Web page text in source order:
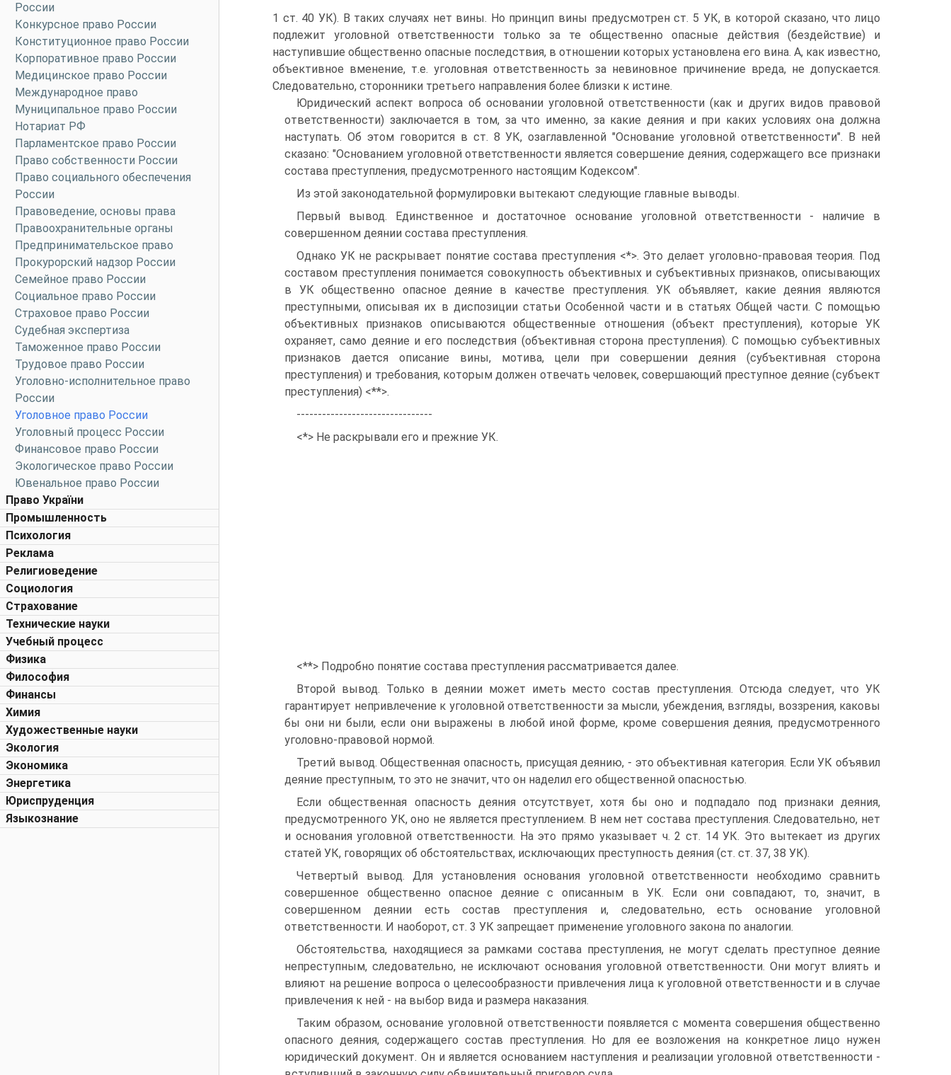
России
Конкурсное право России
Конституционное право России
Корпоративное право России
Медицинское право России
Международное право
Муниципальное право России
Нотариат РФ
Парламентское право России
Право собственности России
Право социального обеспечения
России
Правоведение, основы права
Правоохранительные органы
Предпринимательское право
Прокурорский надзор России
Семейное право России
Социальное право России
Страховое право России
Судебная экспертиза
Таможенное право России
Трудовое право России
Уголовно-исполнительное право
России
Уголовное право России
Уголовный процесс России
Финансовое право России
Экологическое право России
Ювенальное право России
Право України
Промышленность
Психология
Реклама
Религиоведение
Социология
Страхование
Технические науки
Учебный процесс
Физика
Философия
Финансы
Химия
Художественные науки
Экология
Экономика
Энергетика
Юриспруденция
Языкознание
1 ст. 40 УК). В таких случаях нет вины. Но принцип вины предусмотрен ст. 5 УК, в которой сказано, что лицо
подлежит уголовной ответственности только за те общественно опасные действия (бездействие) и
наступившие общественно опасные последствия, в отношении которых установлена его вина. А, как известно,
объективное вменение, т.е. уголовная ответственность за невиновное причинение вреда, не допускается.
Следовательно, сторонники третьего направления более близки к истине.
Юридический аспект вопроса об основании уголовной ответственности (как и других видов правовой
ответственности) заключается в том, за что именно, за какие деяния и при каких условиях она должна
наступать. Об этом говорится в ст. 8 УК, озаглавленной "Основание уголовной ответственности". В ней
сказано: "Основанием уголовной ответственности является совершение деяния, содержащего все признаки
состава преступления, предусмотренного настоящим Кодексом".
Из этой законодательной формулировки вытекают следующие главные выводы.
Первый вывод. Единственное и достаточное основание уголовной ответственности - наличие в
совершенном деянии состава преступления.
Однако УК не раскрывает понятие состава преступления <*>. Это делает уголовно-правовая теория. Под
составом преступления понимается совокупность объективных и субъективных признаков, описывающих
в УК общественно опасное деяние в качестве преступления. УК объявляет, какие деяния являются
преступными, описывая их в диспозиции статьи Особенной части и в статьях Общей части. С помощью
объективных признаков описываются общественные отношения (объект преступления), которые УК
охраняет, само деяние и его последствия (объективная сторона преступления). С помощью субъективных
признаков дается описание вины, мотива, цели при совершении деяния (субъективная сторона
преступления) и требования, которым должен отвечать человек, совершающий преступное деяние (субъект
преступления) <**>.
--------------------------------
<*> Не раскрывали его и прежние УК.
<**> Подробно понятие состава преступления рассматривается далее.
Второй вывод. Только в деянии может иметь место состав преступления. Отсюда следует, что УК
гарантирует непривлечение к уголовной ответственности за мысли, убеждения, взгляды, воззрения, каковы
бы они ни были, если они выражены в любой иной форме, кроме совершения деяния, предусмотренного
уголовно-правовой нормой.
Третий вывод. Общественная опасность, присущая деянию, - это объективная категория. Если УК объявил
деяние преступным, то это не значит, что он наделил его общественной опасностью.
Если общественная опасность деяния отсутствует, хотя бы оно и подпадало под признаки деяния,
предусмотренного УК, оно не является преступлением. В нем нет состава преступления. Следовательно, нет
и основания уголовной ответственности. На это прямо указывает ч. 2 ст. 14 УК. Это вытекает из других
статей УК, говорящих об обстоятельствах, исключающих преступность деяния (ст. ст. 37, 38 УК).
Четвертый вывод. Для установления основания уголовной ответственности необходимо сравнить
совершенное общественно опасное деяние с описанным в УК. Если они совпадают, то, значит, в
совершенном деянии есть состав преступления и, следовательно, есть основание уголовной
ответственности. И наоборот, ст. 3 УК запрещает применение уголовного закона по аналогии.
Обстоятельства, находящиеся за рамками состава преступления, не могут сделать преступное деяние
непреступным, следовательно, не исключают основания уголовной ответственности. Они могут влиять и
влияют на решение вопроса о целесообразности привлечения лица к уголовной ответственности и в случае
привлечения к ней - на выбор вида и размера наказания.
Таким образом, основание уголовной ответственности появляется с момента совершения общественно
опасного деяния, содержащего состав преступления. Но для ее возложения на конкретное лицо нужен
юридический документ. Он и является основанием наступления и реализации уголовной ответственности -